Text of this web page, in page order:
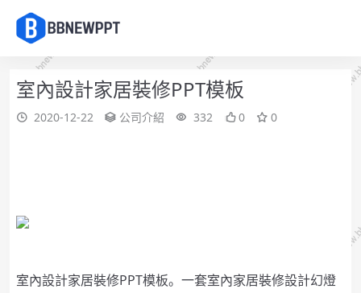
室內設計家居裝修PPT模板
2020-12-22 公司介紹 332 0 0
室內設計家居裝修PPT模板。一套室內家居裝修設計幻燈